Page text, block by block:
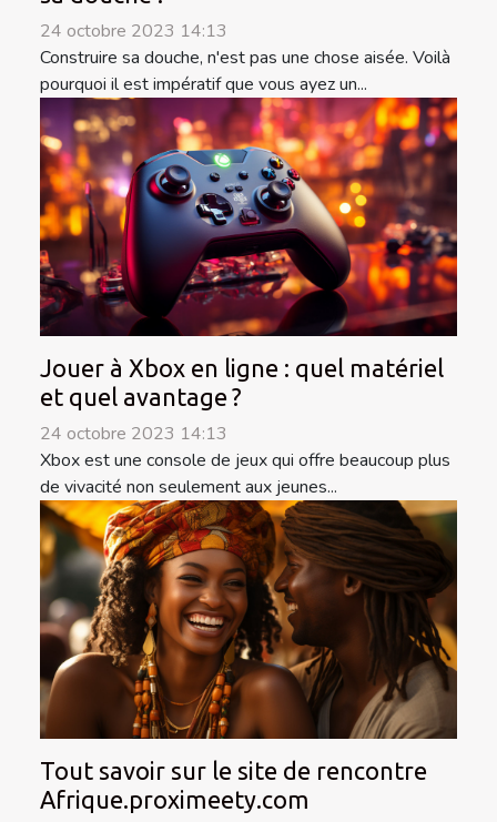
24 octobre 2023 14:13
Construire sa douche, n'est pas une chose aisée. Voilà
pourquoi il est impératif que vous ayez un...
Jouer à Xbox en ligne : quel matériel
et quel avantage ?
24 octobre 2023 14:13
Xbox est une console de jeux qui offre beaucoup plus
de vivacité non seulement aux jeunes...
Tout savoir sur le site de rencontre
Afrique.proximeety.com